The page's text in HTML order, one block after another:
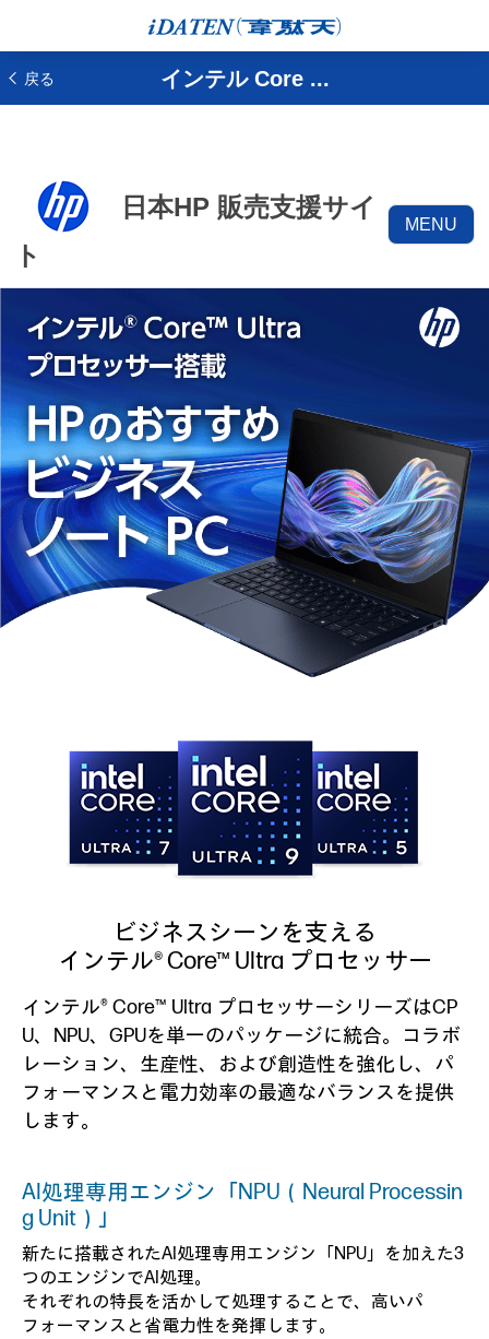
戻る インテル Core ...
日本HP 販売支援サイ
ト
MENU
ビジネスシーンを支える
インテル® Core™ Ultra プロセッサー
インテル® Core™ Ultra プロセッサーシリーズはCP
U、NPU、GPUを単一のパッケージに統合。コラボ
レーション、生産性、および創造性を強化し、パ
フォーマンスと電力効率の最適なバランスを提供
します。
AI処理専用エンジン「NPU（Neural Processin
g Unit）」
新たに搭載されたAI処理専用エンジン「NPU」を加えた3
つのエンジンでAI処理。
それぞれの特長を活かして処理することで、高いパ
フォーマンスと省電力性を発揮します。